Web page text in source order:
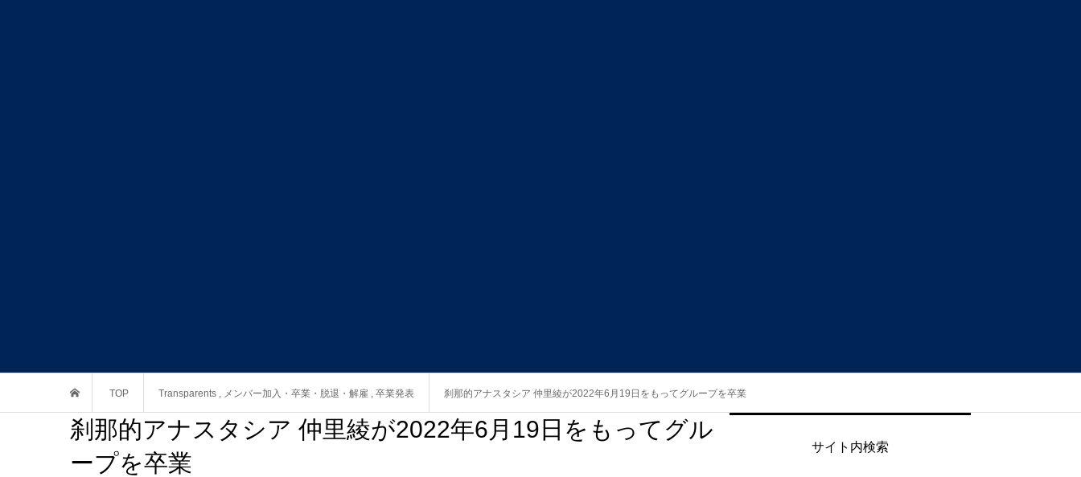
TOP Transparents , メンバー加入・卒業・脱退・解雇 , 卒業発表 刹那的アナスタシア 仲里綾が2022年6月19日をもってグループを卒業
刹那的アナスタシア 仲里綾が2022年6月19日をもってグル
ープを卒業
サイト内検索